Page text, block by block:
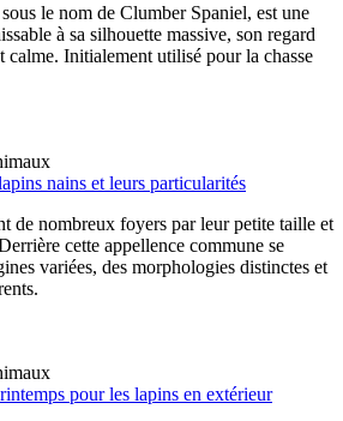
le nom de Clumber Spaniel, est une
à sa silhouette massive, son regard
calme. Initialement utilisé pour la chasse
nains et leurs particularités
de nombreux foyers par leur petite taille et
cette appellence commune se
variées, des morphologies distinctes et
pour les lapins en extérieur